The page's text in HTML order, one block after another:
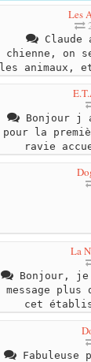
Les
Claude
chienne, on
les
Bonjour j
pour la
ravie
La
Bonjour, je
message plus
cet
Fabuleuse